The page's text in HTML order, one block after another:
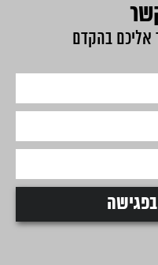
אליכם בהקדם